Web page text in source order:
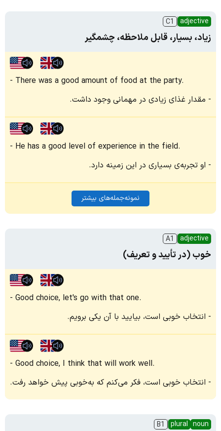
adjective
C1
زیاد، بسیار، قابل ملاحظه، چشمگیر
There was a good amount of food at the party.
مقدار غذای زیادی در مهمانی وجود داشت.
He has a good level of experience in the field.
او تجربه‌ی بسیاری در این زمینه دارد.
نمونه‌جمله‌های بیشتر
adjective
A1
خوب (در تأیید و تعریف)
Good choice, let's go with that one.
انتخاب خوبی است، بیایید با آن یکی برویم.
Good choice, I think that will work well.
انتخاب خوبی است، فکر می‌کنم که به‌خوبی پیش خواهد رفت.
noun
plural
B1